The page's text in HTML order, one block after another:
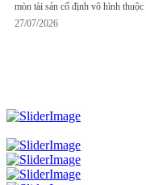
mòn tài sản cố định vô hình
hiệu lực từ ngày 27/7/2026.
27/07/2026